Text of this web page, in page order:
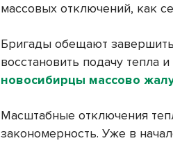
массовых отключений, как
Бригады обещают
восстановить подачу тепла
новосибирцы массово
Масштабные отключения
закономерность. Уже в